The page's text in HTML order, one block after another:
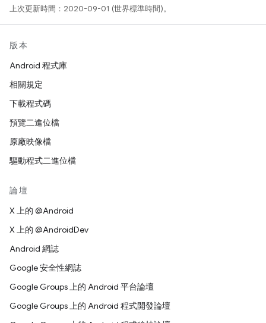
上次更新時間：2020-09-01 (世界標準時間)。
版本
Android 程式庫
相關規定
下載程式碼
預覽二進位檔
原廠映像檔
驅動程式二進位檔
論壇
X 上的 @Android
X 上的 @AndroidDev
Android 網誌
Google 安全性網誌
Google Groups 上的 Android 平台論壇
Google Groups 上的 Android 程式開發論壇